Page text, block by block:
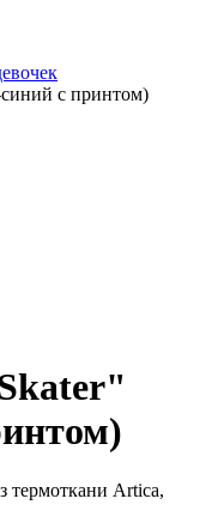
с принтом)
термоткани Artica,